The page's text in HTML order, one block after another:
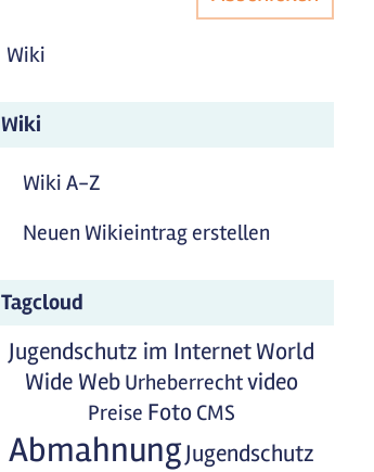
Wiki
Wiki
Wiki A-Z
Neuen Wikieintrag erstellen
Tagcloud
Jugendschutz im InternetWorld
Wide Web Urheberrechtvideo
Preise Foto CMS
AbmahnungJugendschutz